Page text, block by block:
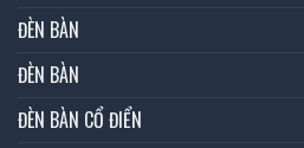
ĐÈN BÀN
ĐÈN BÀN
ĐÈN BÀN CỔ ĐIỂN